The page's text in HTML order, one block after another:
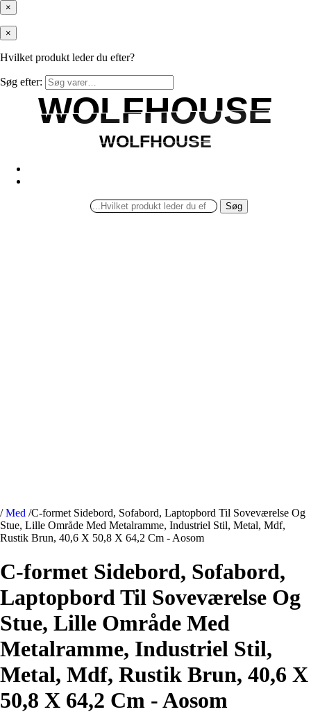
×
×
Hvilket produkt leder du efter?
Søg efter:
WOLFHOUSE
WOLFHOUSE
WOLFHOUSE
WOLFHOUSE
Søg
/ Med /C-formet Sidebord, Sofabord, Laptopbord Til Soveværelse Og
Stue, Lille Område Med Metalramme, Industriel Stil, Metal, Mdf,
Rustik Brun, 40,6 X 50,8 X 64,2 Cm - Aosom
C-formet Sidebord, Sofabord,
Laptopbord Til Soveværelse Og
Stue, Lille Område Med
Metalramme, Industriel Stil,
Metal, Mdf, Rustik Brun, 40,6 X
50,8 X 64,2 Cm - Aosom